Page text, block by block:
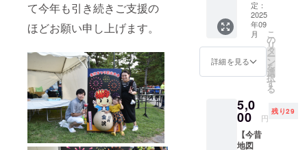
て今年も引き続きご支援の
ほどお願い申し上げます。
様の交
通費や
滞在費
は各自
でご負
担くだ
さい。
メール
で連絡
しま
す。
メッ
セージ
等でご
い。
※11月以
画ガイ
ドは日
程や内
容に変
更があ
間：
15：00
～ （出
発時間
30で
す） ◎
経用の
筆ペン
と鉛筆
を用意
材：
布、ス
ワロフ
スキー
タル
ケース
10.5cm
縦
10.5cm
高さ９
沢区幸
せお届
け大使
ぼたん
ちゃん
のボー
ルペン
と、ぼ
ちゃん
シール
（非売
品）３
枚の
定：
2025
年09
月
詳細を見る
こ
の
リ
タ
ー
ン
を
選
択
す
る
5,0
00 円
残り29
【今昔
地図